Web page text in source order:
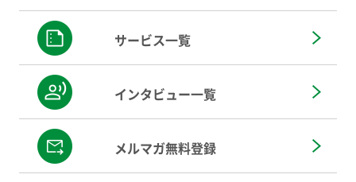
サービス一覧
インタビュー一覧
メルマガ無料登録